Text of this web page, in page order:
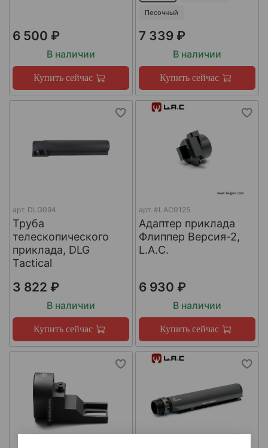
6 500 ₽
В наличии
Купить сейчас
Песочный
7 339 ₽
В наличии
Купить сейчас
арт. DLG094
Труба
телескопического
приклада, DLG
Tactical
3 822 ₽
В наличии
Купить сейчас
арт. #LAC0125
Адаптер приклада
Флиппер Версия-2,
L.A.C.
6 930 ₽
В наличии
Купить сейчас